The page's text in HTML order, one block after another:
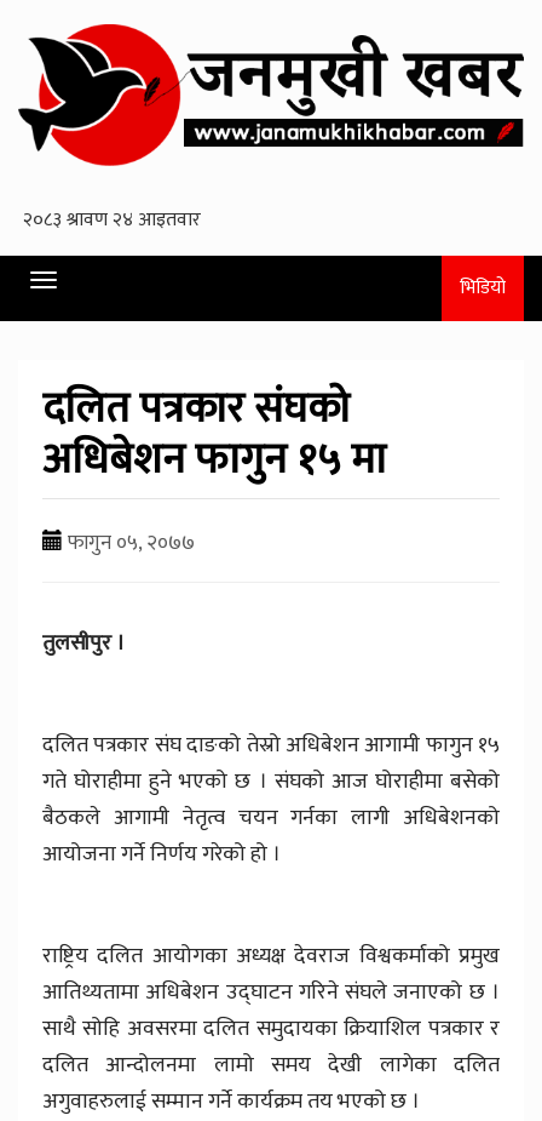
Toggle
navigation
भिडियो
दलित पत्रकार संघको
अधिबेशन फागुन १५ मा
फागुन ०५, २०७७
तुलसीपुर ।
दलित पत्रकार संघ दाङको तेस्रो अधिबेशन आगामी फागुन १५
गते घोराहीमा हुने भएको छ । संघको आज घोराहीमा बसेको
बैठकले आगामी नेतृत्व चयन गर्नका लागी अधिबेशनको
आयोजना गर्ने निर्णय गरेको हो ।
राष्ट्रिय दलित आयोगका अध्यक्ष देवराज विश्वकर्माको प्रमुख
आतिथ्यतामा अधिबेशन उद्घाटन गरिने संघले जनाएको छ ।
साथै सोहि अवसरमा दलित समुदायका क्रियाशिल पत्रकार र
दलित आन्दोलनमा लामो समय देखी लागेका दलित
अगुवाहरुलाई सम्मान गर्ने कार्यक्रम तय भएको छ ।